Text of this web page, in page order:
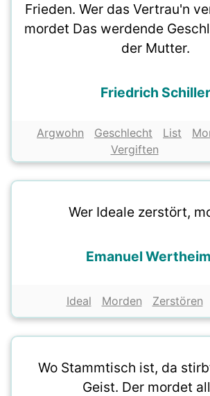
Frieden. Wer das Vertrau'n
mordet Das werdende
der Mutter.
Friedrich Schiller
Argwohn Geschlecht List
Vergiften
Wer Ideale zerstört,
Emanuel
Ideal Morden Zerstören
Wo Stammtisch ist, da
Geist. Der mordet